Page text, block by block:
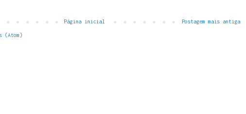
Postagem mais antiga
Página inicial
(Atom)